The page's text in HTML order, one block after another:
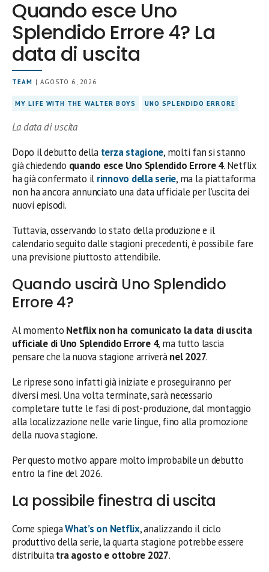
Quando esce Uno
Splendido Errore 4? La
data di uscita
TEAM | AGOSTO 6, 2026
MY LIFE WITH THE WALTER BOYS UNO SPLENDIDO ERRORE
La data di uscita
Dopo il debutto della terza stagione, molti fan si stanno
già chiedendo quando esce Uno Splendido Errore 4. Netflix
ha già confermato il rinnovo della serie, ma la piattaforma
non ha ancora annunciato una data ufficiale per l’uscita dei
nuovi episodi.
Tuttavia, osservando lo stato della produzione e il
calendario seguito dalle stagioni precedenti, è possibile fare
una previsione piuttosto attendibile.
Quando uscirà Uno Splendido
Errore 4?
Al momento Netflix non ha comunicato la data di uscita
ufficiale di Uno Splendido Errore 4, ma tutto lascia
pensare che la nuova stagione arriverànel 2027.
Le riprese sono infatti già iniziate e proseguiranno per
diversi mesi. Una volta terminate, sarà necessario
completare tutte le fasi di post-produzione, dal montaggio
alla localizzazione nelle varie lingue, fino alla promozione
della nuova stagione.
Per questo motivo appare molto improbabile un debutto
entro la fine del 2026.
La possibile finestra di uscita
Come spiegaWhat’s on Netflix, analizzando il ciclo
produttivo della serie, la quarta stagione potrebbe essere
distribuitatra agosto e ottobre 2027.